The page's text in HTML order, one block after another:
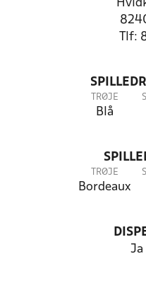
Tlf:
TRØJE
Blå
TRØJE
Bordeaux
Ja